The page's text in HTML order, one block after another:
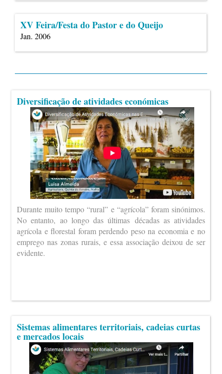
XV Feira/Festa do Pastor e do Queijo
Jan. 2006
Diversificação de atividades económicas
Durante muito tempo “rural” e “agrícola” foram sinónimos.
No entanto, ao longo das últimas décadas as atividades
agrícola e florestal foram perdendo peso na economia e no
emprego nas zonas rurais, e essa associação deixou de ser
evidente.
Sistemas alimentares territoriais, cadeias curtas
e mercados locais